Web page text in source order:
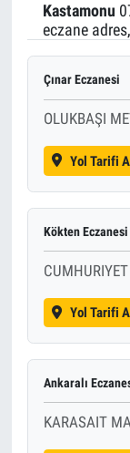
Kastamonu
eczane
Çınar Eczanesi
OLUKBAŞI
Yol Tarifi
Kökten Eczanesi
Yol Tarifi
Ankaralı
KARASAIT